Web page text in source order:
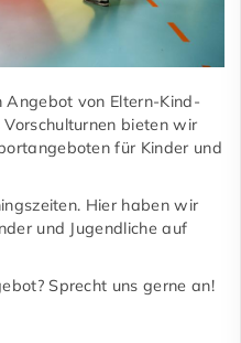
Angebot von Eltern-Kind-
bieten wir
für Kinder und
Hier haben wir
und Jugendliche auf
Sprecht uns gerne an!